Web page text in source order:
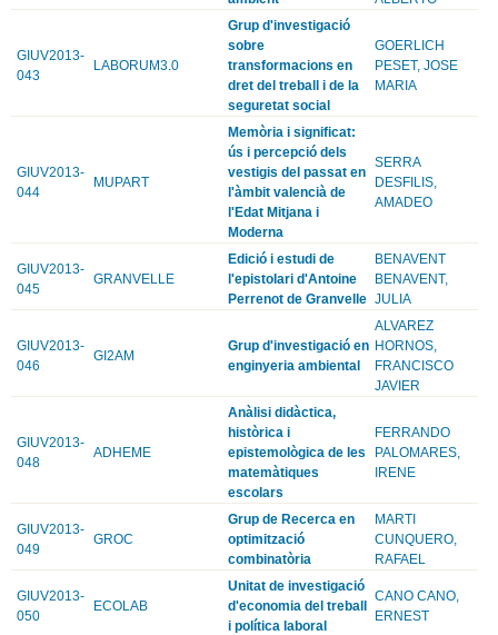
GIUV2013-
043
LABORUM3.0
Grup d'investigació
sobre
transformacions en
dret del treball i de la
seguretat social
GOERLICH
PESET, JOSE
MARIA
GIUV2013-
044
MUPART
Memòria i significat:
ús i percepció dels
vestigis del passat en
l'àmbit valencià de
l'Edat Mitjana i
Moderna
SERRA
DESFILIS,
AMADEO
GIUV2013-
045
GRANVELLE
Edició i estudi de
l'epistolari d'Antoine
Perrenot de Granvelle
BENAVENT
BENAVENT,
JULIA
GIUV2013-
046
GI2AM
Grup d'investigació en
enginyeria ambiental
ALVAREZ
HORNOS,
FRANCISCO
JAVIER
GIUV2013-
048
ADHEME
Anàlisi didàctica,
històrica i
epistemològica de les
matemàtiques
escolars
FERRANDO
PALOMARES,
IRENE
GIUV2013-
049
GROC
Grup de Recerca en
optimització
combinatòria
MARTI
CUNQUERO,
RAFAEL
GIUV2013-
050
ECOLAB
Unitat de investigació
d'economia del treball
i política laboral
CANO CANO,
ERNEST